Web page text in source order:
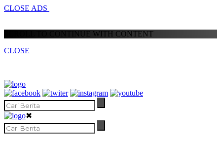
CLOSE ADS
SCROLL TO CONTINUE WITH CONTENT
CLOSE
✖